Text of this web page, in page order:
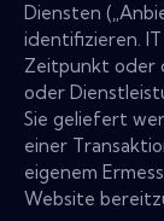
Diensten
identifizieren.
Zeitpunkt oder
oder
Sie geliefert
einer
eigenem
Website